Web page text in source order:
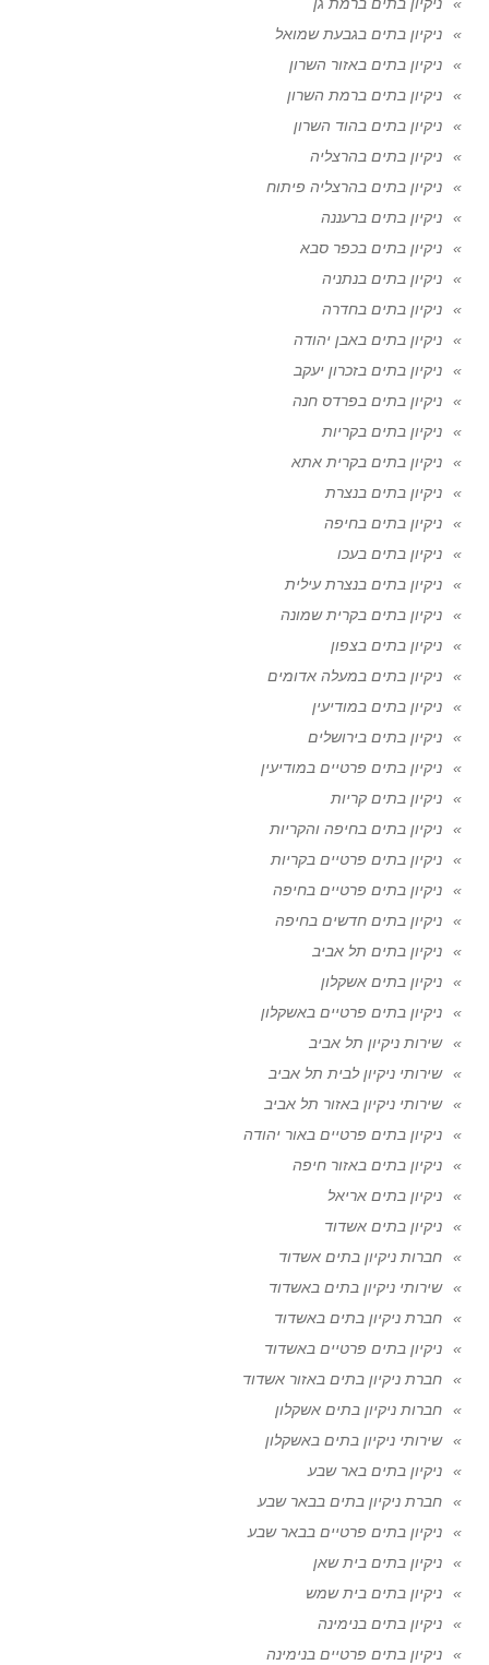
ניקיון בתים בגבעת שמואל
ניקיון בתים באזור השרון
ניקיון בתים ברמת השרון
ניקיון בתים בהוד השרון
ניקיון בתים בהרצליה
ניקיון בתים בהרצליה פיתוח
ניקיון בתים ברעננה
ניקיון בתים בכפר סבא
ניקיון בתים בנתניה
ניקיון בתים בחדרה
ניקיון בתים באבן יהודה
ניקיון בתים בזכרון יעקב
ניקיון בתים בפרדס חנה
ניקיון בתים בקריות
ניקיון בתים בקרית אתא
ניקיון בתים בנצרת
ניקיון בתים בחיפה
ניקיון בתים בעכו
ניקיון בתים בנצרת עילית
ניקיון בתים בקרית שמונה
ניקיון בתים בצפון
ניקיון בתים במעלה אדומים
ניקיון בתים במודיעין
ניקיון בתים בירושלים
ניקיון בתים פרטיים במודיעין
ניקיון בתים קריות
ניקיון בתים בחיפה והקריות
ניקיון בתים פרטיים בקריות
ניקיון בתים פרטיים בחיפה
ניקיון בתים חדשים בחיפה
ניקיון בתים תל אביב
ניקיון בתים אשקלון
ניקיון בתים פרטיים באשקלון
שירות ניקיון תל אביב
שירותי ניקיון לבית תל אביב
שירותי ניקיון באזור תל אביב
ניקיון בתים פרטיים באור יהודה
ניקיון בתים באזור חיפה
ניקיון בתים אריאל
ניקיון בתים אשדוד
חברות ניקיון בתים אשדוד
שירותי ניקיון בתים באשדוד
חברת ניקיון בתים באשדוד
ניקיון בתים פרטיים באשדוד
חברת ניקיון בתים באזור אשדוד
חברות ניקיון בתים אשקלון
שירותי ניקיון בתים באשקלון
ניקיון בתים באר שבע
חברת ניקיון בתים בבאר שבע
ניקיון בתים פרטיים בבאר שבע
ניקיון בתים בית שאן
ניקיון בתים בית שמש
ניקיון בתים בנימינה
ניקיון בתים פרטיים בנימינה